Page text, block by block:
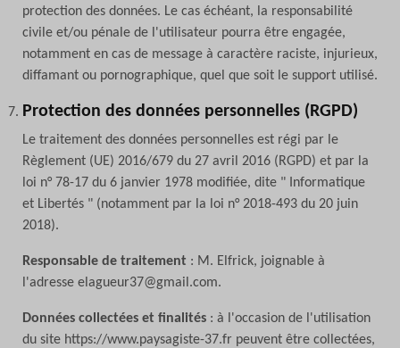
protection des données. Le cas échéant, la responsabilité
civile et/ou pénale de l'utilisateur pourra être engagée,
notamment en cas de message à caractère raciste, injurieux,
diffamant ou pornographique, quel que soit le support utilisé.
Protection des données personnelles (RGPD)
Le traitement des données personnelles est régi par le
Règlement (UE) 2016/679 du 27 avril 2016 (RGPD) et par la
loi n° 78-17 du 6 janvier 1978 modifiée, dite " Informatique
et Libertés " (notamment par la loi n° 2018-493 du 20 juin
2018).
Responsable de traitement : M. Elfrick, joignable à
l'adresse elagueur37@gmail.com.
Données collectées et finalités : à l'occasion de l'utilisation
du site https://www.paysagiste-37.fr peuvent être collectées,